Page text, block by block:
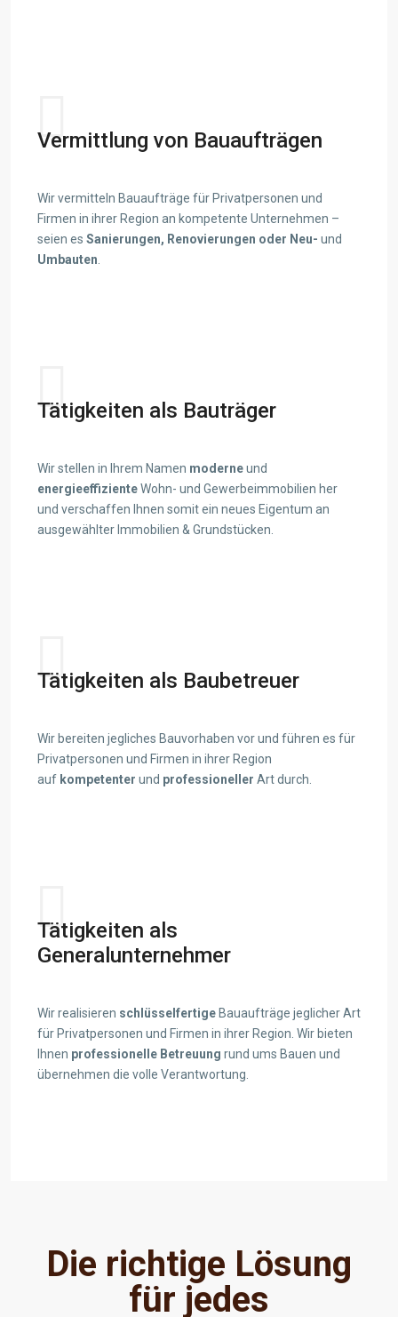
Vermittlung von Bauaufträgen
Wir vermitteln Bauaufträge für Privatpersonen und
Firmen in ihrer Region an kompetente Unternehmen –
seien es Sanierungen, Renovierungen oder Neu- und
Umbauten.
Tätigkeiten als Bauträger
Wir stellen in Ihrem Namen moderneund
energieeffizienteWohn- und Gewerbeimmobilien her
und verschaffen Ihnen somit ein neues Eigentum an
ausgewählter Immobilien & Grundstücken.
Tätigkeiten als Baubetreuer
Wir bereiten jegliches Bauvorhaben vor und führen es für
Privatpersonen und Firmen in ihrer Region
auf kompetenter und professioneller Art durch.
Tätigkeiten als
Generalunternehmer
Wir realisieren schlüsselfertige Bauaufträge jeglicher Art
für Privatpersonen und Firmen in ihrer Region. Wir bieten
Ihnen professionelle Betreuung rund ums Bauen und
übernehmen die volle Verantwortung.
Die richtige Lösung
für jedes